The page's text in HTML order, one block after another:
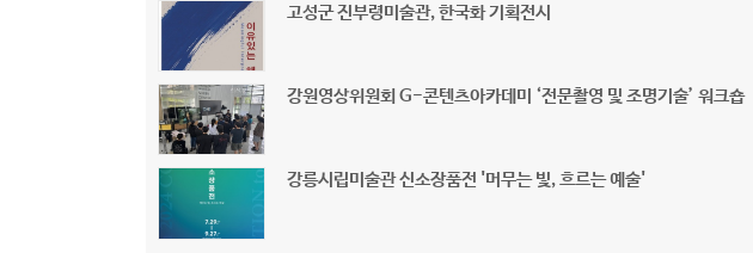
고성군 진부령미술관, 한국화 기획전시
강원영상위원회 G-콘텐츠아카데미 ‘전문촬영 및 조명기술’ 워크숍
강릉시립미술관 신소장품전 '머무는 빛, 흐르는 예술'